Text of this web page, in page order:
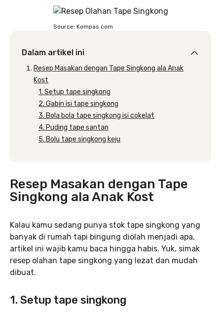
Source: Kompas.com
Dalam artikel ini
Resep Masakan dengan Tape Singkong ala Anak
Kost
1. Setup tape singkong
2. Gabin isi tape singkong
3. Bola bola tape singkong isi cokelat
4. Puding tape santan
5. Bolu tape singkong keju
Resep Masakan dengan Tape
Singkong ala Anak Kost
Kalau kamu sedang punya stok tape singkong yang
banyak di rumah tapi bingung diolah menjadi apa,
artikel ini wajib kamu baca hingga habis. Yuk, simak
resep olahan tape singkong yang lezat dan mudah
dibuat.
1. Setup tape singkong